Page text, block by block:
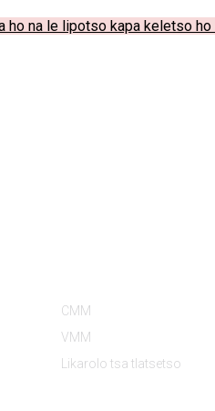
ho na le lipotso kapa keletso ho
CMM
VMM
Likarolo tsa tlatsetso